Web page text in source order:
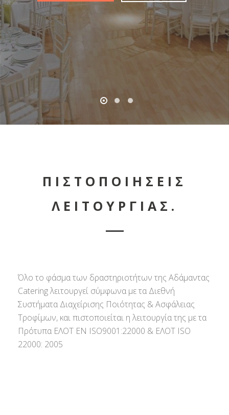
ΠΙΣΤΟΠΟΙΗΣΕΙΣ
ΛΕΙΤΟΥΡΓΙΑΣ.
Όλο το φάσμα των δραστηριοτήτων της Αδάμαντας
Catering λειτουργεί σύμφωνα με τα Διεθνή
Συστήματα Διαχείρισης Ποιότητας & Ασφάλειας
Τροφίμων, και πιστοποιείται η λειτουργία της με τα
Πρότυπα ΕΛΟΤ ΕΝ ISO9001:22000 & ΕΛΟΤ ISO
22000: 2005